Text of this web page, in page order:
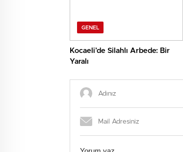
GENEL
Kocaeli’de Silahlı Arbede: Bir
Yaralı